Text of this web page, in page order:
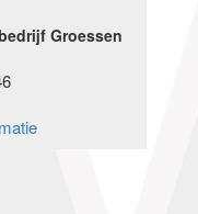
Groessen